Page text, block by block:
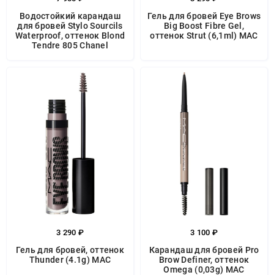
Водостойкий карандаш
для бровей Stylo Sourcils
Waterproof, оттенок Blond
Tendre 805 Chanel
Гель для бровей Eye Brows
Big Boost Fibre Gel,
оттенок Strut (6,1ml) MAC
3 290 ₽
Гель для бровей, оттенок
Thunder (4.1g) MAC
3 100 ₽
Карандаш для бровей Pro
Brow Definer, оттенок
Omega (0,03g) MAC